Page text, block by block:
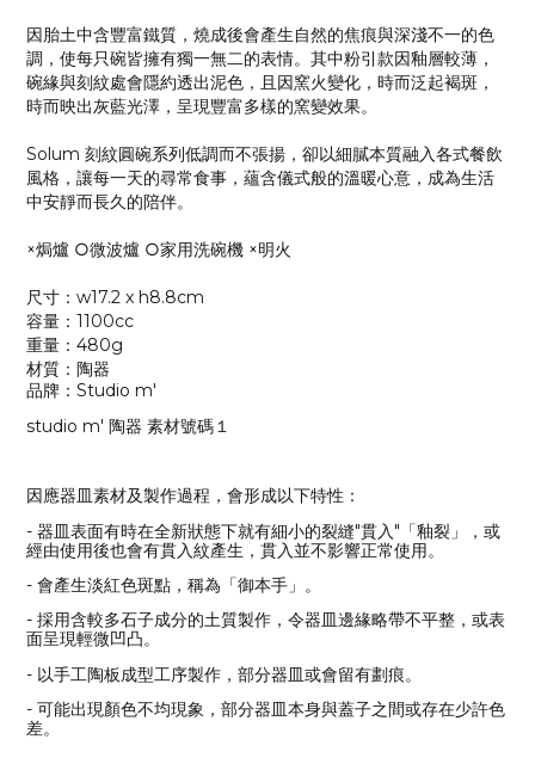
因胎土中含豐富鐵質，燒成後會產生自然的焦痕與深淺不一的色
調，使每只碗皆擁有獨一無二的表情。其中粉引款因釉層較薄，
碗緣與刻紋處會隱約透出泥色，且因窯火變化，時而泛起褐斑，
時而映出灰藍光澤，呈現豐富多樣的窯變效果。
Solum 刻紋圓碗系列低調而不張揚，卻以細膩本質融入各式餐飲
風格，讓每一天的尋常食事，蘊含儀式般的溫暖心意，成為生活
中安靜而長久的陪伴。
×焗爐 ○微波爐 ○家用洗碗機 ×明火
尺寸：w17.2 x h8.8cm
容量：1100cc
重量：480g
材質：陶器
品牌：Studio m'
studio m' 陶器 素材號碼１
因應器皿素材及製作過程，會形成以下特性：
- 器皿表面有時在全新狀態下就有細小的裂縫"貫入"「釉裂」，或
經由使用後也會有貫入紋產生，貫入並不影響正常使用。
- 會產生淡紅色斑點，稱為「御本手」。
- 採用含較多石子成分的土質製作，令器皿邊緣略帶不平整，或表
面呈現輕微凹凸。
- 以手工陶板成型工序製作，部分器皿或會留有劃痕。
- 可能出現顏色不均現象，部分器皿本身與蓋子之間或存在少許色
差。